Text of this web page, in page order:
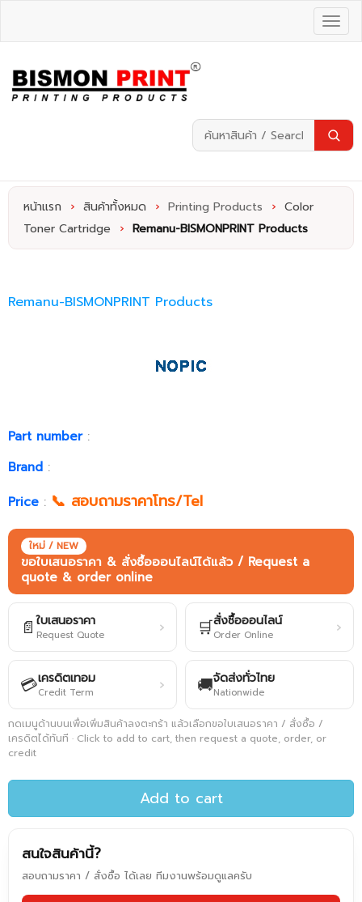
หน้าแรก › สินค้าทั้งหมด › Printing Products › Color
Toner Cartridge
› Remanu-BISMONPRINT Products
Remanu-BISMONPRINT Products
Part number:
Brand :
Price : 📞 สอบถามราคาโทร/Tel
ใหม่ / NEW
ขอใบเสนอราคา & สั่งซื้อออนไลน์ได้แล้ว / Request a
quote & order online
📄 ใบเสนอราคา
Request Quote › 🛒สั่งซื้อออนไลน์
Order Online ›
💳เครดิตเทอม
Credit Term › 🚚จัดส่งทั่วไทย
Nationwide
กดเมนูด้านบนเพื่อเพิ่มสินค้าลงตะกร้า แล้วเลือกขอใบเสนอราคา / สั่งซื้อ /
เครดิตได้ทันที · Click to add to cart, then request a quote, order, or
credit
Add to cart
สนใจสินค้านี้?
สอบถามราคา / สั่งซื้อ ได้เลย ทีมงานพร้อมดูแลครับ